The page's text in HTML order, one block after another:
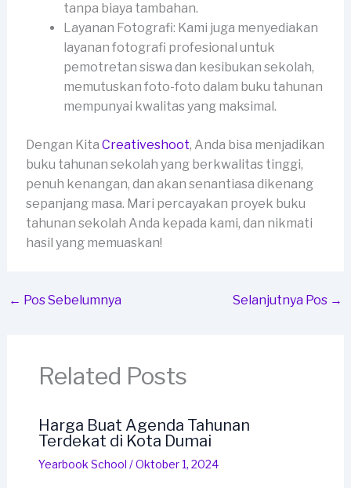
tanpa biaya tambahan.
Layanan Fotografi: Kami juga menyediakan
layanan fotografi profesional untuk
pemotretan siswa dan kesibukan sekolah,
memutuskan foto-foto dalam buku tahunan
mempunyai kwalitas yang maksimal.
Dengan Kita Creativeshoot, Anda bisa menjadikan
buku tahunan sekolah yang berkwalitas tinggi,
penuh kenangan, dan akan senantiasa dikenang
sepanjang masa. Mari percayakan proyek buku
tahunan sekolah Anda kepada kami, dan nikmati
hasil yang memuaskan!
← Pos Sebelumnya Selanjutnya Pos →
Related Posts
Harga Buat Agenda Tahunan
Terdekat di Kota Dumai
Yearbook School /Oktober 1, 2024